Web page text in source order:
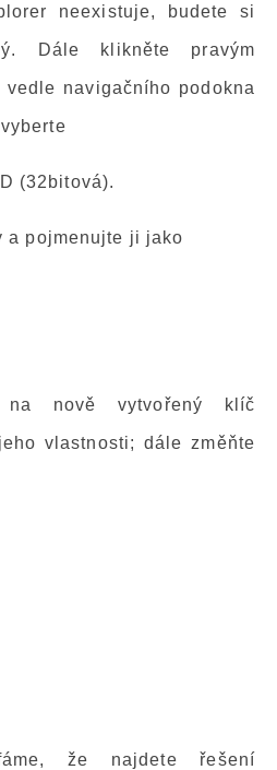
neexistuje, budete si
Dále klikněte pravým
navigačního podokna
(32bitová).
a pojmenujte ji jako
na nově vytvořený klíč
vlastnosti; dále změňte
že najdete řešení